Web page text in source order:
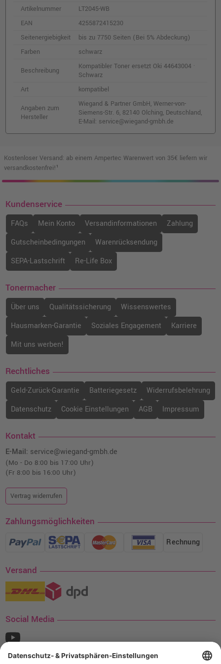
Artikelnummer
LT2045-WB
EAN
4255872415230
Seitenergiebigkeit
bis zu 7750 Seiten (Bei 5% Abdeckung)
Farben
schwarz
Beschreibung
Kompatibler Toner ersetzt Oki 44643004 ·
Schwarz
Art
kompatibel
Angaben zum
Hersteller
Wiegand & Partner GmbH, Werner-von-
Siemens-Str. 6, 82140 Olching, Deutschland,
E-Mail: service@wiegand-gmbh.de
Kostenloser Versand: ab einem Ampertec Warenwert von 35€ liefern wir
versandkostenfrei!¹
Kundenservice
FAQs Mein Konto Versandinformationen
Zahlung
Gutscheinbedingungen
Warenrücksendung
SEPA-Lastschrift
Re-Life Box
Tonermacher
Über uns Qualitätssicherung
Wissenswertes
Hausmarken-Garantie
Soziales Engagement
Karriere
Mit uns werben!
Rechtliches
Geld-Zurück-Garantie Batteriegesetz
Widerrufsbelehrung
Datenschutz
Cookie Einstellungen AGB Impressum
Kontakt
E-Mail: service@wiegand-gmbh.de
(Mo - Do 8:00 bis 17:00 Uhr)
(Fr 8:00 bis 16:00 Uhr)
Vertrag widerrufen
Zahlungsmöglichkeiten
Rechnung
Versand
Social Media
¹ Nur gültig für den Versand innerhalb Deutschlands. Befindet sich ein Warenwert